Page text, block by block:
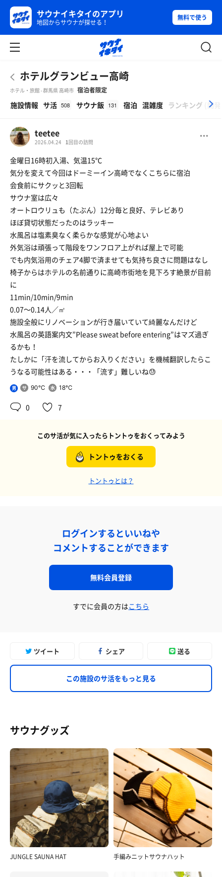
サウナイキタイのアプリ
地図からサウナが探せる！
無料で使う
ホテルグランビュー高崎
ホテル・旅館 - 群馬県 高崎市 宿泊者限定
施設情報 サ活 508 サウナ飯 131 宿泊 混雑度 ランキング 開
teetee
2026.04.24 1 回目の訪問
金曜日16時初入湯、気温15℃
気分を変えて今回はドーミーイン高崎でなくこちらに宿泊
会食前にサクッと3回転
サウナ室は広々
オートロウリュも（たぶん）12分毎と良好、テレビあり
ほぼ貸切状態だったのはラッキー
水風呂は塩素臭なく柔らかな感覚が心地よい
外気浴は頑張って階段をワンフロア上がれば屋上で可能
でも内気浴用のチェア4脚で済ませても気持ち良さに問題はなし
椅子からはホテルの名前通りに高崎市街地を見下ろす絶景が目前
に
11min/10min/9min
0.07〜0.14人／㎡
施設全般にリノベーションが行き届いていて綺麗なんだけど
水風呂の英語案内文”Please sweat before entering”はマズ過ぎ
るかも！
たしかに「汗を流してからお入りください」を機械翻訳したらこ
うなる可能性はある・・・「流す」難しいね😓
男 90℃ 18℃
0 7
このサ活が気に入ったらトントゥをおくってみよう
トントゥをおくる
トントゥとは？
ログインするといいねや
コメントすることができます
無料会員登録
すでに会員の方はこちら
ツイート シェア 送る
この施設のサ活をもっと見る
サウナグッズ
JUNGLE SAUNA HAT 手編みニットサウナハット